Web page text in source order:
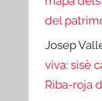
del
Josep
viva: sisè
Riba-roja